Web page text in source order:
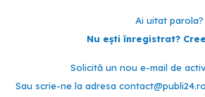
Ai uitat parola?
Nu ești înregistrat?
Solicită un nou e-mail de
Sau scrie-ne la adresa contact@publi24.ro